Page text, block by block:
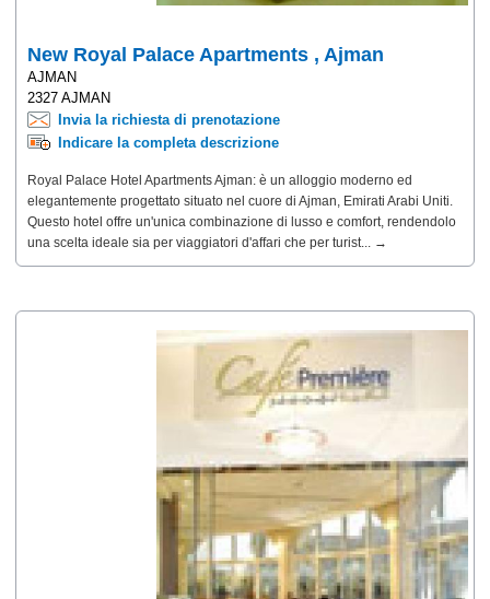
New Royal Palace Apartments , Ajman
AJMAN
2327 AJMAN
Invia la richiesta di prenotazione
Indicare la completa descrizione
Royal Palace Hotel Apartments Ajman: è un alloggio moderno ed
elegantemente progettato situato nel cuore di Ajman, Emirati Arabi Uniti.
Questo hotel offre un'unica combinazione di lusso e comfort, rendendolo
una scelta ideale sia per viaggiatori d'affari che per turist... →